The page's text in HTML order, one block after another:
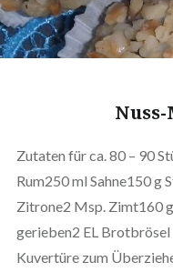
Zutaten für ca. 80 – 90
Rum250 ml Sahne150 g
Zitrone2 Msp. Zimt160
gerieben2 EL
Kuvertüre zum